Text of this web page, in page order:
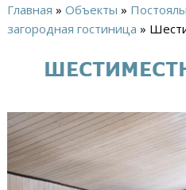
Вы
здесь
Главная » Объекты »
загородная гостиница »